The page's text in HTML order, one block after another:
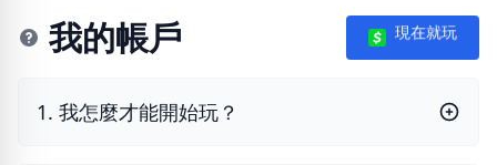
我的帳戶 現在就玩
1. 我怎麼才能開始玩？